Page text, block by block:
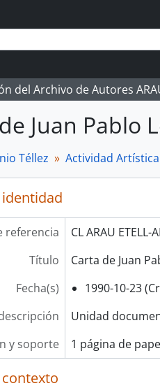
del Archivo de Autores
Juan Pablo
Téllez Actividad Artística
referencia
CL ARAU ETELL-
Título
Carta de Juan
Fecha(s)
1990-10-23
Unidad
y soporte
1 página de